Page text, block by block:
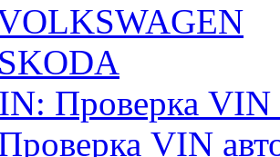
Проверка VIN
VIN